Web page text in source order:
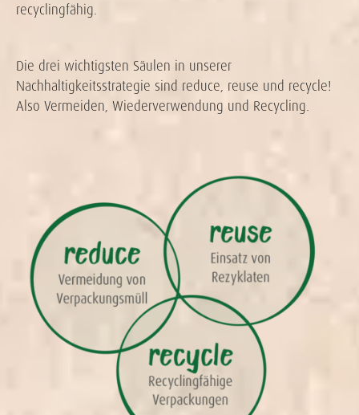
recyclingfähig.
Die drei wichtigsten Säulen in unserer
Nachhaltigkeitsstrategie sind reduce, reuse und recycle!
Also Vermeiden, Wiederverwendung und Recycling.